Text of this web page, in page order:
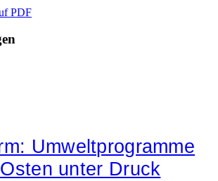
PDF
Umweltprogramme
unter Druck